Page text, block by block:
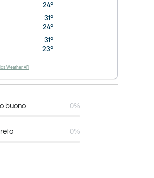
24°
31°
24°
31°
23°
Weather API
buono 0%
0%